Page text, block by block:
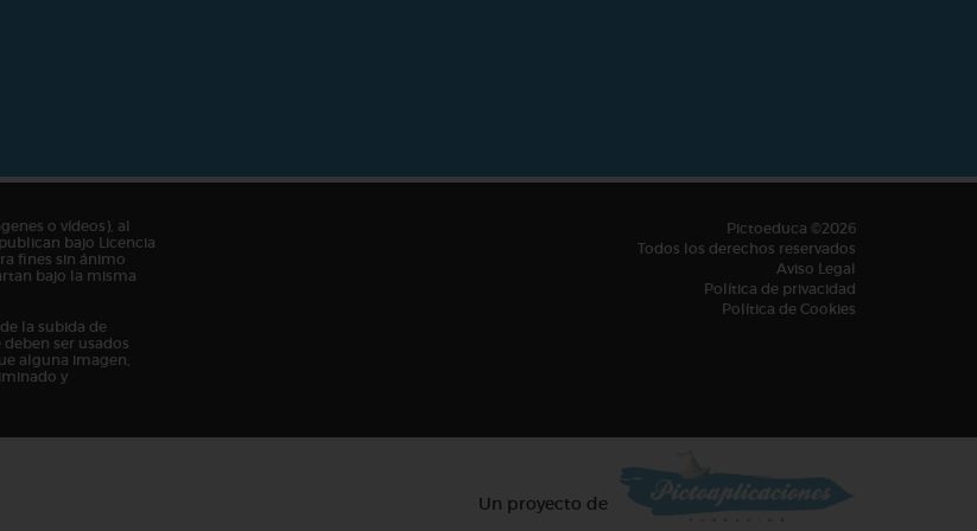
o vídeos), al
bajo Licencia
fines sin ánimo
bajo la misma
la subida de
ser usados
alguna imagen,
y
Pictoeduca ©2026
Todos los derechos reservados
Aviso Legal
Política de privacidad
Política de Cookies
Un proyecto de